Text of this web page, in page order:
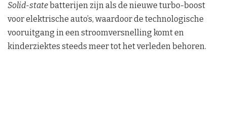
Solid-statebatterijen zijn als de nieuwe turbo-boost
voor elektrische auto’s, waardoor de technologische
vooruitgang in een stroomversnelling komt en
kinderziektes steeds meer tot het verleden behoren.